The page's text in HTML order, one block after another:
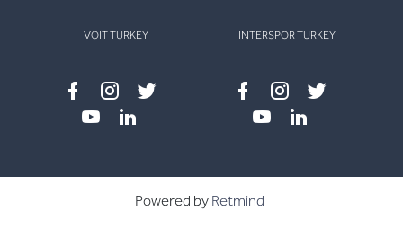
VOIT TURKEY
Facebook
instagram
twitter
INTERSPOR TURKEY
Facebook
instagram
twitter
Powered by Retmind